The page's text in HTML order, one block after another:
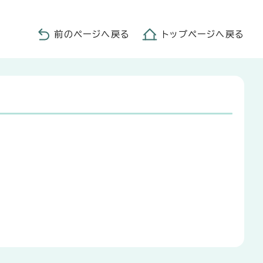
前のページへ戻る トップページへ戻る